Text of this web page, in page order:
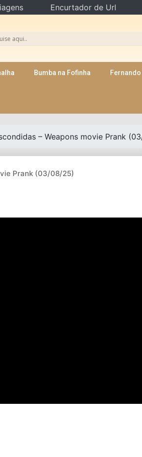
Bumba na Fofinha
– Weapons movie Prank
Prank (03/08/25)
Encurtador de Url